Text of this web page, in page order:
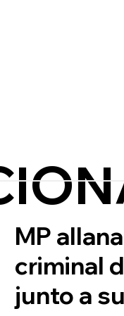
MP
criminal
junto a